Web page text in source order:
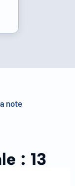
note
: 13